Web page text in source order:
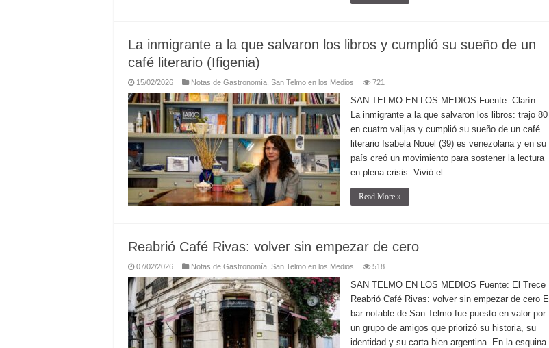
La inmigrante a la que salvaron los libros y cumplió su sueño de un
café literario (Ifigenia)
15/02/2026 Notas de Gastronomía San Telmo en los Medios 721
SAN TELMO EN LOS MEDIOS Fuente: Clarín .
La inmigrante a la que salvaron los libros: trajo 80
en cuatro valijas y cumplió su sueño de un café
literario Isabela Nouel (39) es venezolana y en su
país creó un movimiento para sostener la lectura
en plena crisis. Vivió el …
Read More »
Reabrió Café Rivas: volver sin empezar de cero
07/02/2026 Notas de Gastronomía San Telmo en los Medios 518
SAN TELMO EN LOS MEDIOS Fuente: El Trece
Reabrió Café Rivas: volver sin empezar de cero El
bar notable de San Telmo fue puesto en valor por
un grupo de amigos que priorizó su historia, su
identidad y su carta bien argentina. En la esquina